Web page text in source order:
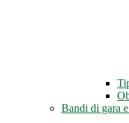
Bandi di gara